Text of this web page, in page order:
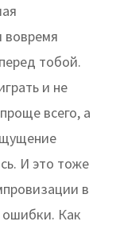
вовремя
тобой.
и не
всего, а
И это тоже
в
ошибки. Как